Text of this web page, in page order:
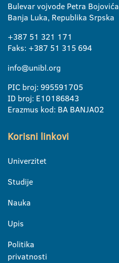
Bulevar vojvode Petra Bojovića
Banja Luka, Republika Srpska
+387 51 321 171
Faks: +387 51 315 694
info@unibl.org
PIC broj: 995591705
ID broj: E10186843
Erazmus kod: BA BANJA02
Korisni linkovi
Univerzitet
Studije
Nauka
Upis
Politika
privatnosti